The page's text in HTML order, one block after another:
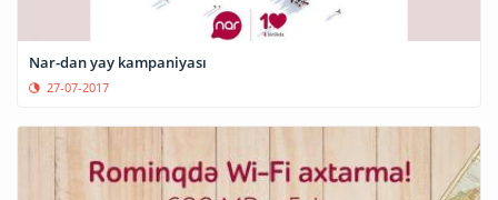
Nar-dan yay kampaniyası
27-07-2017